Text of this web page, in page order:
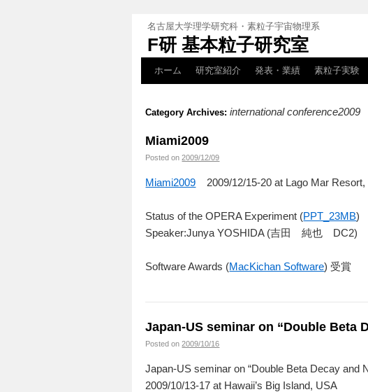
名古屋大学理学研究科・素粒子宇宙物理系
F研 基本粒子研究室
ホーム 研究室紹介 発表・業績 素粒子実験
Category Archives:international conference2009
Miami2009
Posted on 2009/12/09
Miami2009 2009/12/15-20 at Lago Mar Resort,
Status of the OPERA Experiment (PPT_23MB)
Speaker:Junya YOSHIDA (吉田 純也 DC2)
Software Awards (MacKichan Software) 受賞
Japan-US seminar on “Double Beta
Posted on 2009/10/16
Japan-US seminar on “Double Beta Decay and
2009/10/13-17 at Hawaii’s Big Island, USA